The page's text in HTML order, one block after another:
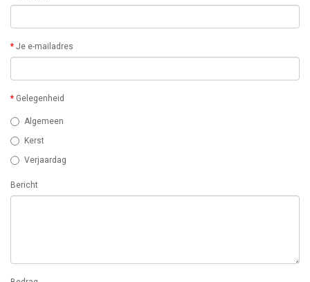
Je e-mailadres
Gelegenheid
Algemeen
Kerst
Verjaardag
Bericht